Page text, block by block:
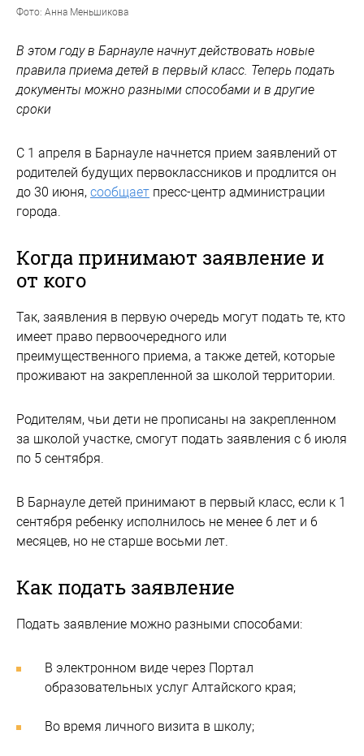
Фото: Анна Меньшикова
В этом году в Барнауле начнут действовать новые
правила приема детей в первый класс. Теперь подать
документы можно разными способами и в другие
сроки
С 1 апреля в Барнауле начнется прием заявлений от
родителей будущих первоклассников и продлится он
до 30 июня, сообщает пресс-центр администрации
города.
Когда принимают заявление и
от кого
Так, заявления в первую очередь могут подать те, кто
имеет право первоочередного или
преимущественного приема, а также детей, которые
проживают на закрепленной за школой территории.
Родителям, чьи дети не прописаны на закрепленном
за школой участке, смогут подать заявления с 6 июля
по 5 сентября.
В Барнауле детей принимают в первый класс, если к 1
сентября ребенку исполнилось не менее 6 лет и 6
месяцев, но не старше восьми лет.
Как подать заявление
Подать заявление можно разными способами:
В электронном виде через Портал
образовательных услуг Алтайского края;
Во время личного визита в школу;